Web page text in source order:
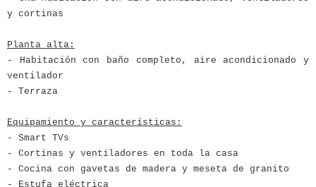
y cortinas
Planta alta:
- Habitación con baño completo, aire acondicionado y
ventilador
- Terraza
Equipamiento y características:
- Smart TVs
- Cortinas y ventiladores en toda la casa
- Cocina con gavetas de madera y meseta de granito
- Estufa eléctrica